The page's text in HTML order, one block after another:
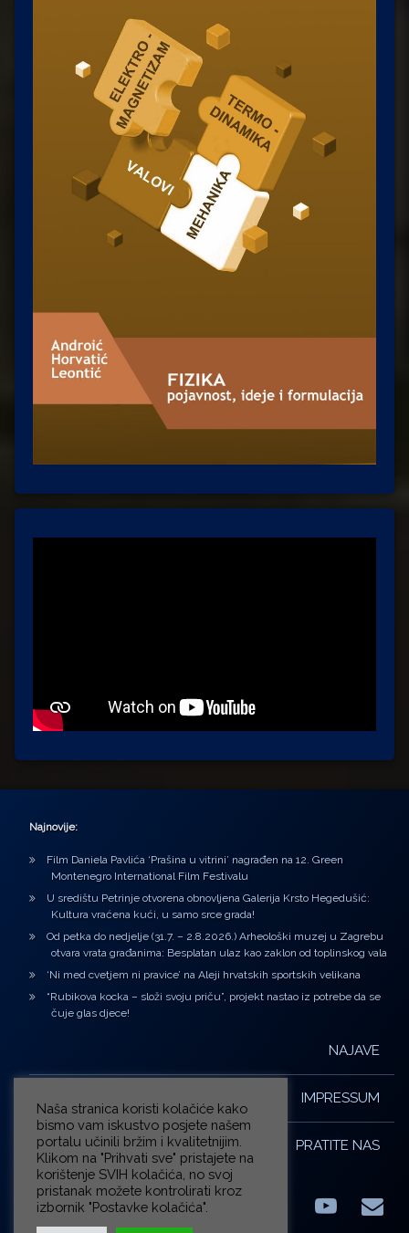
Najnovije:
Film Daniela Pavlića ‘Prašina u vitrini’ nagrađen na 12. Green
Montenegro International Film Festivalu
U središtu Petrinje otvorena obnovljena Galerija Krsto Hegedušić:
Kultura vraćena kući, u samo srce grada!
Od petka do nedjelje (31.7. – 2.8.2026.) Arheološki muzej u Zagrebu
otvara vrata građanima: Besplatan ulaz kao zaklon od toplinskog vala
‘Ni med cvetjem ni pravice’ na Aleji hrvatskih sportskih velikana
“Rubikova kocka – složi svoju priču”, projekt nastao iz potrebe da se
čuje glas djece!
NAJAVE
IMPRESSUM
PRATITE NAS
FacebookLinkedIn E-
Naša stranica koristi kolačiće kako
bismo vam iskustvo posjete našem
portalu učinili bržim i kvalitetnijim.
Klikom na "Prihvati sve" pristajete na
korištenje SVIH kolačića, no svoj
pristanak možete kontrolirati kroz
izbornik "Postavke kolačića".